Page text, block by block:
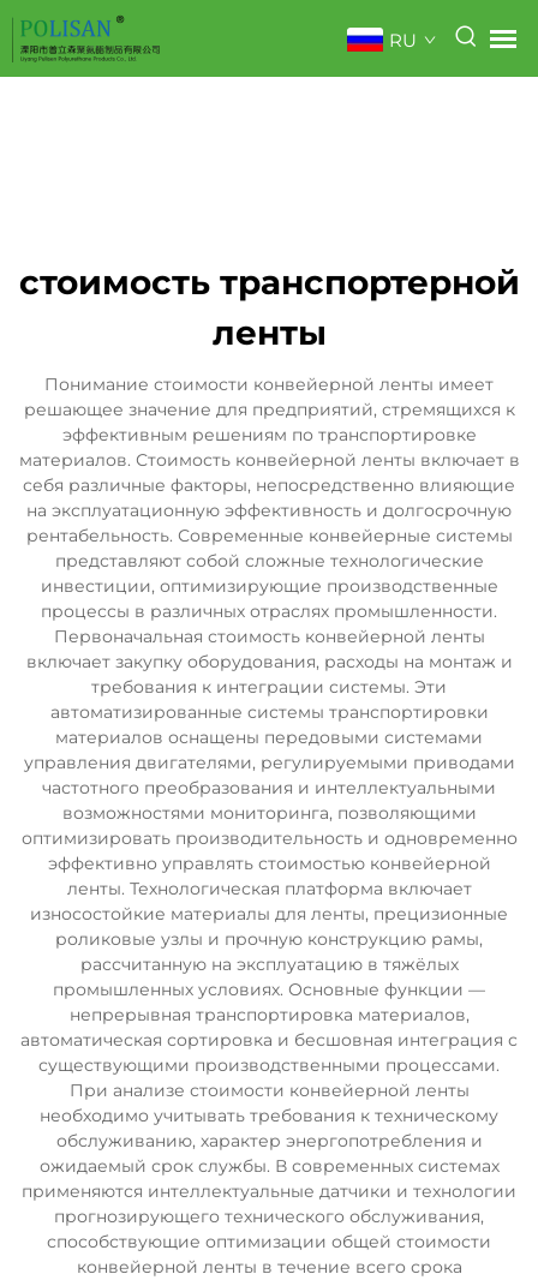
RU
стоимость транспортерной
ленты
Понимание стоимости конвейерной ленты имеет
решающее значение для предприятий, стремящихся к
эффективным решениям по транспортировке
материалов. Стоимость конвейерной ленты включает в
себя различные факторы, непосредственно влияющие
на эксплуатационную эффективность и долгосрочную
рентабельность. Современные конвейерные системы
представляют собой сложные технологические
инвестиции, оптимизирующие производственные
процессы в различных отраслях промышленности.
Первоначальная стоимость конвейерной ленты
включает закупку оборудования, расходы на монтаж и
требования к интеграции системы. Эти
автоматизированные системы транспортировки
материалов оснащены передовыми системами
управления двигателями, регулируемыми приводами
частотного преобразования и интеллектуальными
возможностями мониторинга, позволяющими
оптимизировать производительность и одновременно
эффективно управлять стоимостью конвейерной
ленты. Технологическая платформа включает
износостойкие материалы для ленты, прецизионные
роликовые узлы и прочную конструкцию рамы,
рассчитанную на эксплуатацию в тяжёлых
промышленных условиях. Основные функции —
непрерывная транспортировка материалов,
автоматическая сортировка и бесшовная интеграция с
существующими производственными процессами.
При анализе стоимости конвейерной ленты
необходимо учитывать требования к техническому
обслуживанию, характер энергопотребления и
ожидаемый срок службы. В современных системах
применяются интеллектуальные датчики и технологии
прогнозирующего технического обслуживания,
способствующие оптимизации общей стоимости
конвейерной ленты в течение всего срока